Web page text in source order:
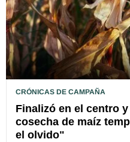
CRÓNICAS DE CAMPAÑA
Finalizó en el centro
cosecha de maíz
el olvido"